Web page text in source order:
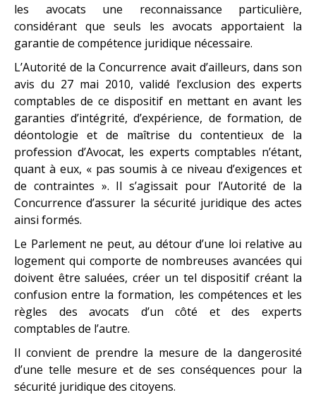
les avocats une reconnaissance particulière,
considérant que seuls les avocats apportaient la
garantie de compétence juridique nécessaire.
L’Autorité de la Concurrence avait d’ailleurs, dans son
avis du 27 mai 2010, validé l’exclusion des experts
comptables de ce dispositif en mettant en avant les
garanties d’intégrité, d’expérience, de formation, de
déontologie et de maîtrise du contentieux de la
profession d’Avocat, les experts comptables n’étant,
quant à eux, « pas soumis à ce niveau d’exigences et
de contraintes ». Il s’agissait pour l’Autorité de la
Concurrence d’assurer la sécurité juridique des actes
ainsi formés.
Le Parlement ne peut, au détour d’une loi relative au
logement qui comporte de nombreuses avancées qui
doivent être saluées, créer un tel dispositif créant la
confusion entre la formation, les compétences et les
règles des avocats d’un côté et des experts
comptables de l’autre.
Il convient de prendre la mesure de la dangerosité
d’une telle mesure et de ses conséquences pour la
sécurité juridique des citoyens.